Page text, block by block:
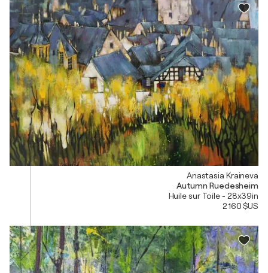
Anastasia Kraineva
Autumn Ruedesheim
Huile sur Toile - 28x39in
2 160 $US